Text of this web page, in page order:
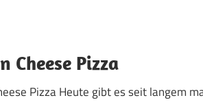
Cheese Pizza
Pizza Heute gibt es seit langem